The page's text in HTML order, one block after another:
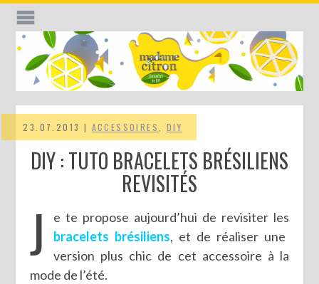
23.07.2013 | ACCESSOIRES DIY
DIY : TUTO BRACELETS BRÉSILIENS
REVISITÉS
J
e te propose aujourd’hui de revisiter les
bracelets brésiliens, et de réaliser une
version plus chic de cet accessoire à la
mode de l’été.